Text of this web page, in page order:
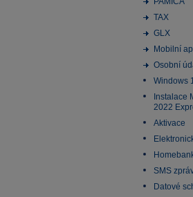
TAX
GLX
Mobilní
Osobní
Windows
Instalace
2022
Aktivace
SMS
Datové